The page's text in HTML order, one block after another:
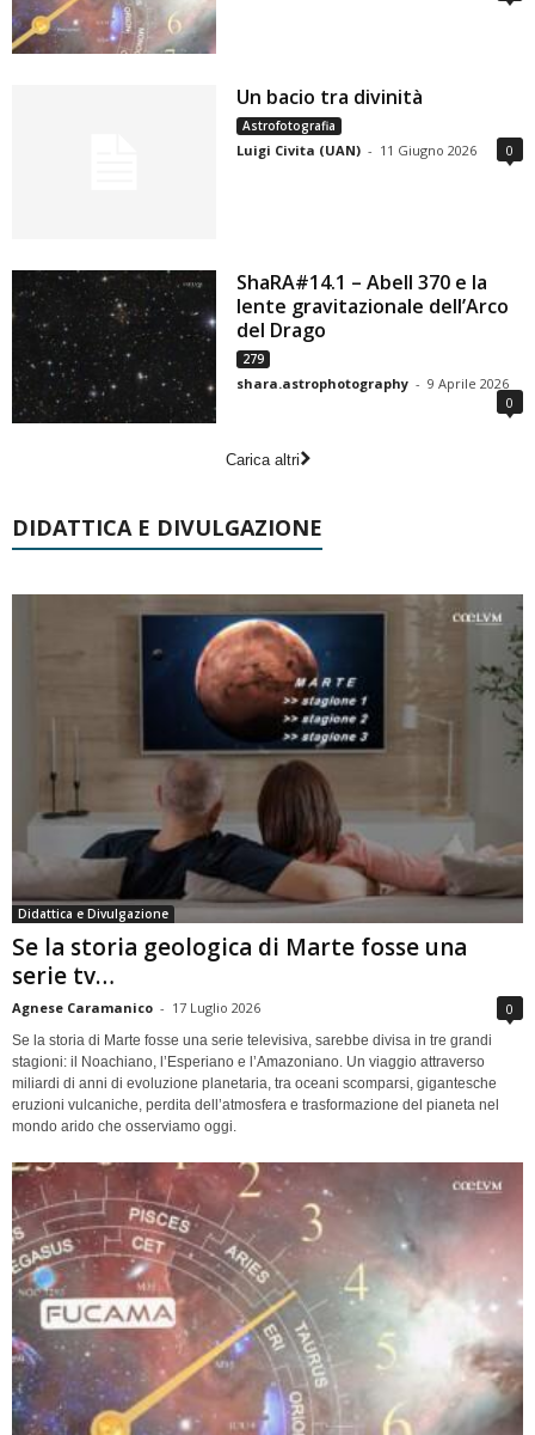
Un bacio tra divinità
Astrofotografia
Luigi Civita (UAN) - 11 Giugno 2026 0
ShaRA#14.1 – Abell 370 e la
lente gravitazionale dell’Arco
del Drago
279
shara.astrophotography - 9 Aprile 2026
0
Carica altri
DIDATTICA E DIVULGAZIONE
Didattica e Divulgazione
Se la storia geologica di Marte fosse una
serie tv…
Agnese Caramanico - 17 Luglio 2026 0
Se la storia di Marte fosse una serie televisiva, sarebbe divisa in tre grandi
stagioni: il Noachiano, l’Esperiano e l’Amazoniano. Un viaggio attraverso
miliardi di anni di evoluzione planetaria, tra oceani scomparsi, gigantesche
eruzioni vulcaniche, perdita dell’atmosfera e trasformazione del pianeta nel
mondo arido che osserviamo oggi.